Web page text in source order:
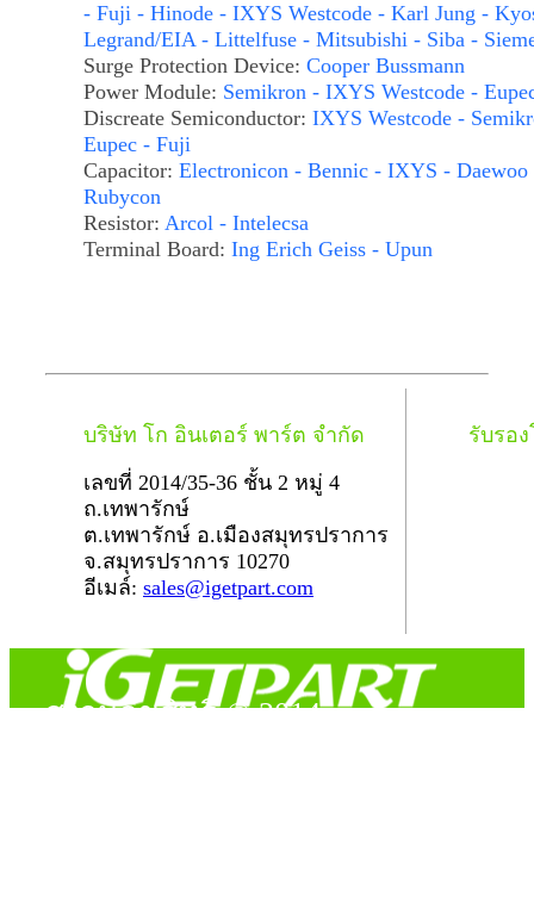
- Fuji - Hinode - IXYS Westcode - Karl Jung -
Legrand/EIA - Littelfuse - Mitsubishi - Siba -
Surge Protection Device: Cooper Bussmann
Power Module: Semikron - IXYS Westcode -
Discreate Semiconductor: IXYS Westcode -
Eupec - Fuji
Capacitor: Electronicon - Bennic - IXYS - Daewoo
Rubycon
Resistor: Arcol - Intelecsa
Terminal Board: Ing Erich Geiss - Upun
บริษัท โก อินเตอร์ พาร์ต จำกัด
เลขที่ 2014/35-36 ชั้น 2 หมู่ 4
ถ.เทพารักษ์
ต.เทพารักษ์ อ.เมืองสมุทรปราการ
จ.สมุทรปราการ 10270
อีเมล์: sales@igetpart.com
รับรอ
สงวนลิขสิทธิ์ © 2014